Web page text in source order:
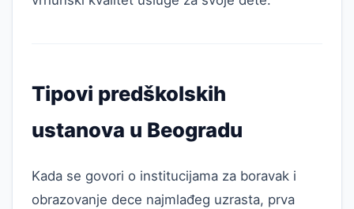
Tipovi predškolskih
ustanova u Beogradu
Kada se govori o institucijama za boravak i
obrazovanje dece najmlađeg uzrasta, prva